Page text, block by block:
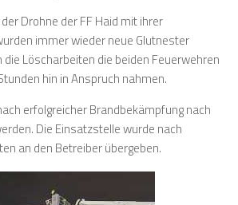
Drohne der FF Haid mit ihrer
immer wieder neue Glutnester
Löscharbeiten die beiden Feuerwehren
hin in Anspruch nahmen.
erfolgreicher Brandbekämpfung nach
Die Einsatzstelle wurde nach
an den Betreiber übergeben.